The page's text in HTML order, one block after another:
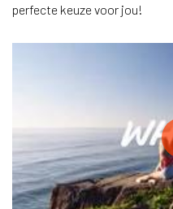
perfecte keuze voor jou!